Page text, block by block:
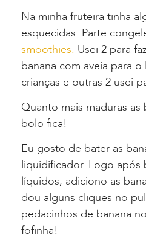
Na minha fruteira tinha
esquecidas. Parte
smoothies. Usei 2 para
banana com aveia para
crianças e outras 2 usei
Quanto mais maduras as
bolo fica!
Eu gosto de bater as
liquidificador. Logo após
líquidos, adiciono as
dou alguns cliques no
pedacinhos de banana
fofinha!